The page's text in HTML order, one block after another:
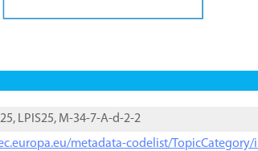
LPIS25, M-34-7-A-d-2-2
metadata-codelist/TopicCategory/